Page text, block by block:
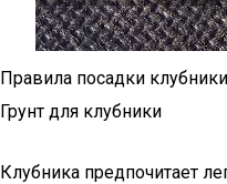
Правила посадки
Грунт для клубники
Клубника предпочитает